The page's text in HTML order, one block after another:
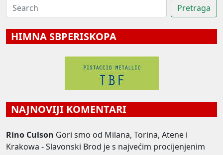
HIMNA SBPERISKOPA
NAJNOVIJI KOMENTARI
Rino Culson Gori smo od Milana, Torina, Atene i
Krakowa - Slavonski Brod je s najvećim procijenjenim